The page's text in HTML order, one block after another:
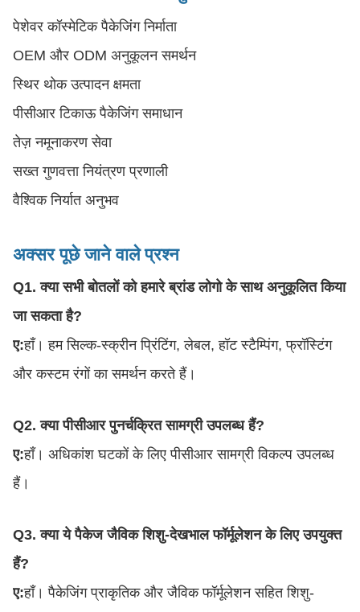
पेशेवर कॉस्मेटिक पैकेजिंग निर्माता
OEM और ODM अनुकूलन समर्थन
स्थिर थोक उत्पादन क्षमता
पीसीआर टिकाऊ पैकेजिंग समाधान
तेज़ नमूनाकरण सेवा
सख्त गुणवत्ता नियंत्रण प्रणाली
वैश्विक निर्यात अनुभव
अक्सर पूछे जाने वाले प्रश्न
Q1. क्या सभी बोतलों को हमारे ब्रांड लोगो के साथ अनुकूलित किया
जा सकता है?
ए:हाँ। हम सिल्क-स्क्रीन प्रिंटिंग, लेबल, हॉट स्टैम्पिंग, फ्रॉस्टिंग
और कस्टम रंगों का समर्थन करते हैं।
Q2. क्या पीसीआर पुनर्चक्रित सामग्री उपलब्ध हैं?
ए:हाँ। अधिकांश घटकों के लिए पीसीआर सामग्री विकल्प उपलब्ध
हैं।
Q3. क्या ये पैकेज जैविक शिशु-देखभाल फॉर्मूलेशन के लिए उपयुक्त
हैं?
ए:हाँ। पैकेजिंग प्राकृतिक और जैविक फॉर्मूलेशन सहित शिशु-